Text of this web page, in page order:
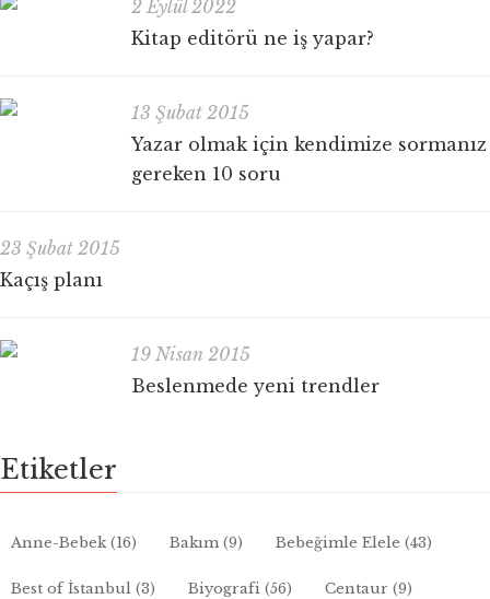
2 Eylül 2022
Kitap editörü ne iş yapar?
13 Şubat 2015
Yazar olmak için kendimize sormanız
gereken 10 soru
23 Şubat 2015
Kaçış planı
19 Nisan 2015
Beslenmede yeni trendler
Etiketler
Anne-Bebek(16) Bakım(9) Bebeğimle Elele (43)
Best of İstanbul (3) Biyografi (56) Centaur (9)